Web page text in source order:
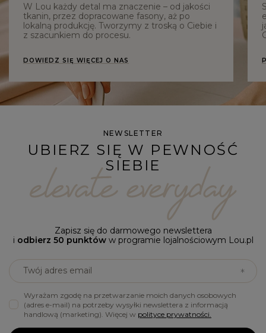
W Lou każdy detal ma znaczenie – od jakości
tkanin, przez dopracowane fasony, aż po
lokalną produkcję. Tworzymy z troską o Ciebie i
z szacunkiem do procesu.
DOWIEDZ SIĘ WIĘCEJ O NAS
NEWSLETTER
UBIERZ SIĘ W PEWNOŚĆ
SIEBIE
Zapisz się do darmowego newslettera
i odbierz 50 punktóww programie lojalnościowym Lou.pl
Twój adres email
Wyrażam zgodę na przetwarzanie moich danych osobowych
(adres e-mail) na potrzeby wysyłki newslettera z informacją
handlową (marketing). Więcej w polityce prywatności.